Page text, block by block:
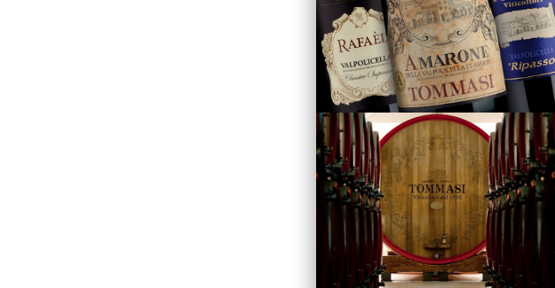
La Famiglia
Vini